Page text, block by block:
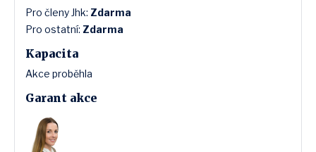
Pro členy Jhk: Zdarma
Pro ostatní: Zdarma
Kapacita
Akce proběhla
Garant akce